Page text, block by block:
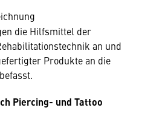
die Hilfsmittel der
an und
Produkte an die
Piercing- und Tattoo